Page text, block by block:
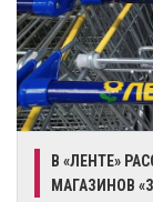
​В «ЛЕНТЕ»
МАГАЗИНОВ